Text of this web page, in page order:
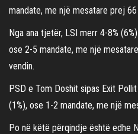
mandate, me një mesatare prej 66
Nga ana tjetër, LSI merr 4-8%
ose 2-5 mandate, me një
vendin.
PSD e Tom Doshit sipas Exit
(1%), ose 1-2 mandate, me një
Po në këtë përqindje është edhe